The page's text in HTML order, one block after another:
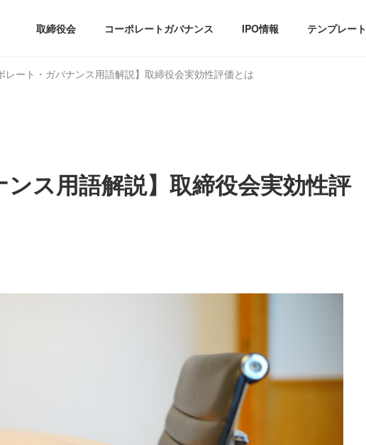
取締役会 コーポレートガバナンス IPO情報 テンプレート
レート・ガバナンス用語解説】取締役会実効性評価とは
ンス用語解説】取締役会実効性評